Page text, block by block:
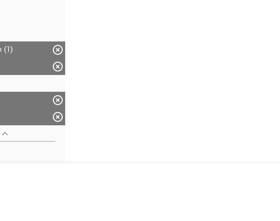
(1)